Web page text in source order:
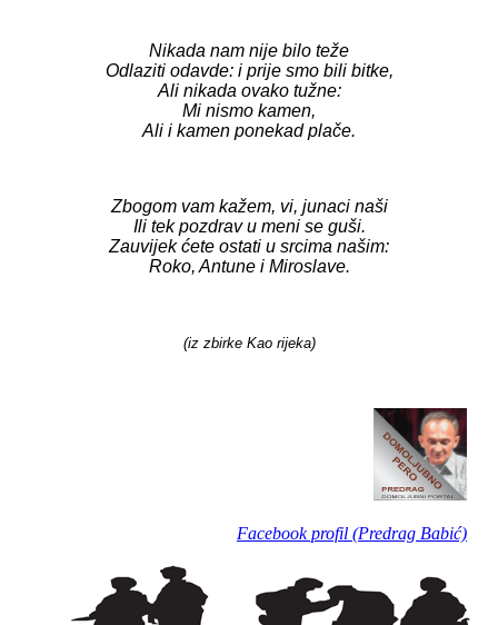
Nikada nam nije bilo teže
Odlaziti odavde: i prije smo bili bitke,
Ali nikada ovako tužne:
Mi nismo kamen,
Ali i kamen ponekad plače.
Zbogom vam kažem, vi, junaci naši
Ili tek pozdrav u meni se guši.
Zauvijek ćete ostati u srcima našim:
Roko, Antune i Miroslave.
(iz zbirke Kao rijeka)
Facebook profil (Predrag Babić)